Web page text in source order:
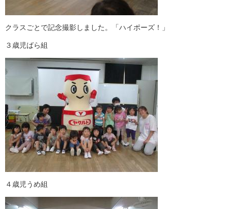
クラスごとで記念撮影しました。「ハイポーズ！」
３歳児ばら組
４歳児うめ組